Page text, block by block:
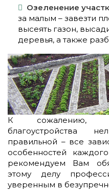
Озеленение
за малым – завезти
высеять газон,
деревья, а также
К сожалению,
благоустройства
правильной – все
особенностей
рекомендуем Вам
этому делу
уверенным в